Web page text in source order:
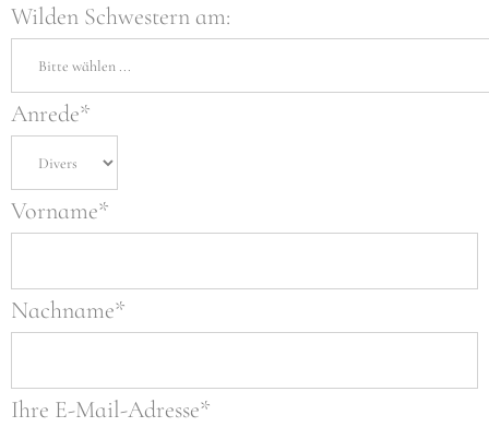
Wilden Schwestern am:
Anrede*
Vorname*
Nachname*
Ihre E-Mail-Adresse*